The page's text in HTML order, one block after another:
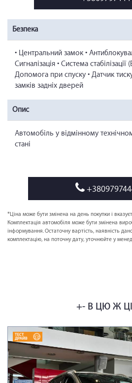
Безпека
• Центральний замок •
Сигналізація • Система стабілізації
Допомога при спуску • Датчик
замків задніх дверей
Опис
Автомобіль у відмінному
стані
*Ціна може бути змінена на день покупки і
Комплектація автомобіля може бути змінена
інформування. Остаточну вартість, наявність
комплектацію, на поточну дату, уточнюйте у
+- В ЦЮ Ж